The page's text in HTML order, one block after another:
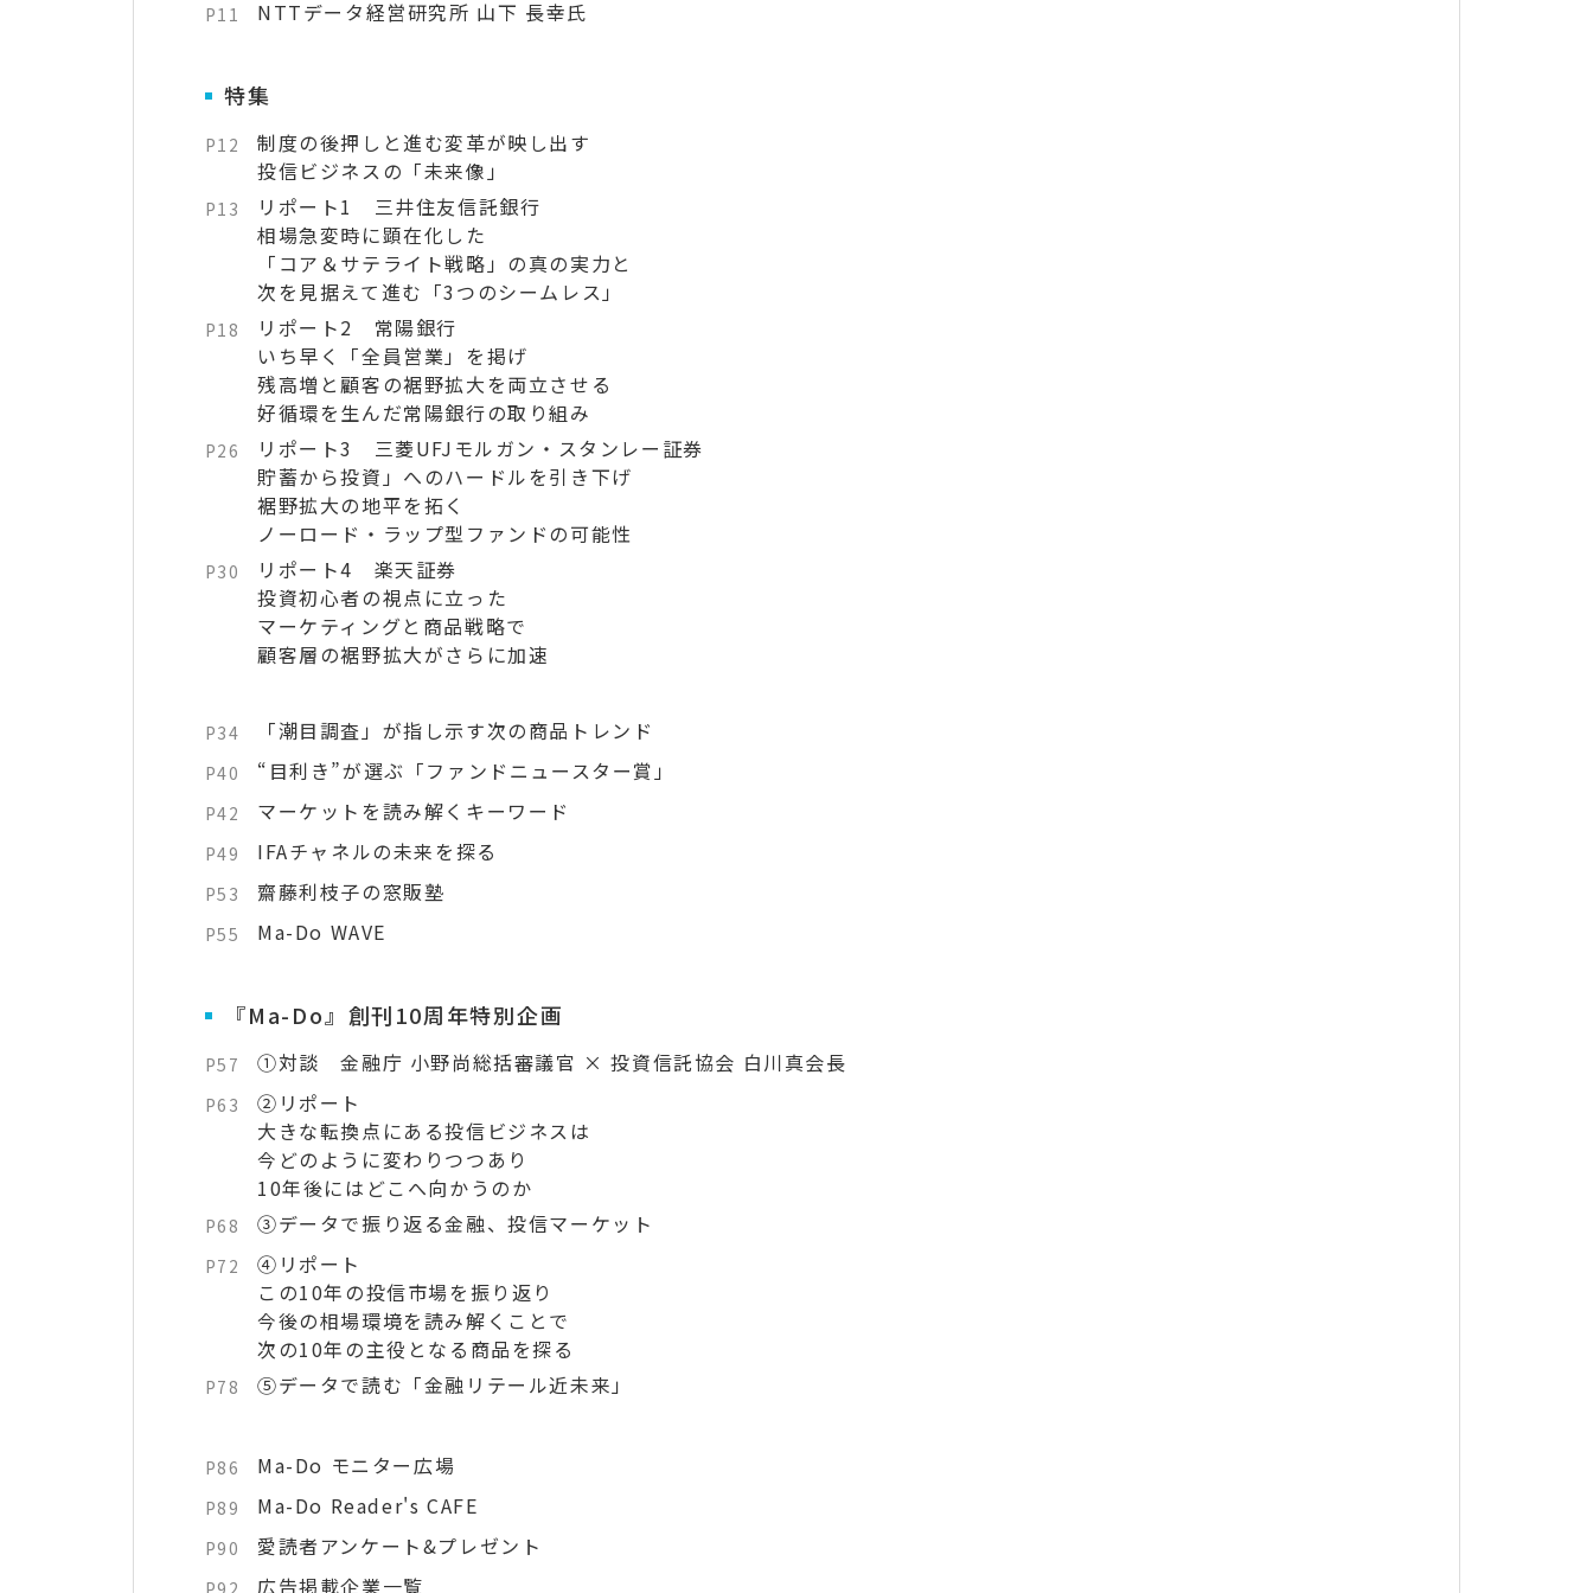
P11 NTTデータ経営研究所 山下 長幸氏
特集
P12
制度の後押しと進む変革が映し出す
投信ビジネスの「未来像」
P13
リポート1 三井住友信託銀行
相場急変時に顕在化した
「コア＆サテライト戦略」の真の実力と
次を見据えて進む「3つのシームレス」
P18
リポート2 常陽銀行
いち早く「全員営業」を掲げ
残高増と顧客の裾野拡大を両立させる
好循環を生んだ常陽銀行の取り組み
P26
リポート3 三菱UFJモルガン・スタンレー証券
貯蓄から投資」へのハードルを引き下げ
裾野拡大の地平を拓く
ノーロード・ラップ型ファンドの可能性
P30
リポート4 楽天証券
投資初心者の視点に立った
マーケティングと商品戦略で
顧客層の裾野拡大がさらに加速
P34 「潮目調査」が指し示す次の商品トレンド
P40 “目利き”が選ぶ「ファンドニュースター賞」
P42 マーケットを読み解くキーワード
P49 IFAチャネルの未来を探る
P53 齋藤利枝子の窓販塾
P55 Ma-Do WAVE
『Ma-Do』創刊10周年特別企画
P57 ①対談 金融庁 小野尚総括審議官 × 投資信託協会 白川真会長
P63
②リポート
大きな転換点にある投信ビジネスは
今どのように変わりつつあり
10年後にはどこへ向かうのか
P68 ③データで振り返る金融、投信マーケット
P72
④リポート
この10年の投信市場を振り返り
今後の相場環境を読み解くことで
次の10年の主役となる商品を探る
P78 ⑤データで読む「金融リテール近未来」
P86 Ma-Do モニター広場
P89 Ma-Do Reader's CAFE
P90 愛読者アンケート&プレゼント
P92 広告掲載企業一覧